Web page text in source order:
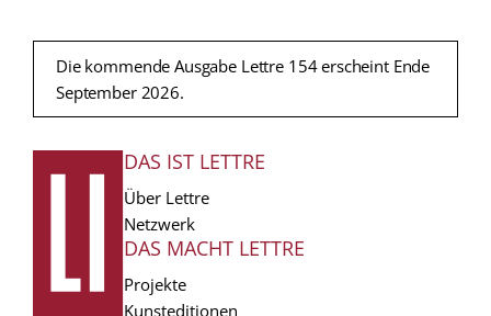
Die kommende Ausgabe Lettre 154 erscheint Ende
September 2026.
FUSSZEILE
DAS IST LETTRE
Über Lettre
Netzwerk
DAS MACHT LETTRE
Projekte
Kunsteditionen